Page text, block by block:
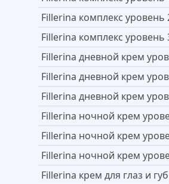
Fillerina комплекс уровень
Fillerina комплекс уровень
Fillerina дневной крем
Fillerina дневной крем
Fillerina дневной крем
Fillerina ночной крем
Fillerina ночной крем
Fillerina ночной крем
Fillerina крем для глаз и